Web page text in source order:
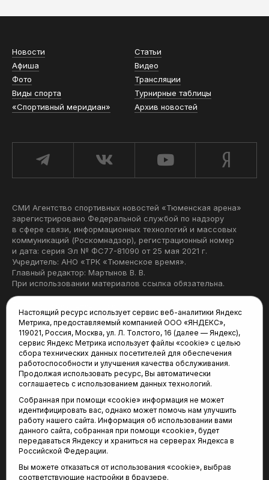
Новости
Статьи
Афиша
Видео
Фото
Трансляции
Виды спорта
Турнирные таблицы
«Спортивный меридиан»
Архив новостей
СМИ Агентство спортивных новостей «Тюменская арена»
зарегистрировано Федеральной службой по надзору
в сфере связи, информационных технологий и массовых
коммуникаций (Роскомнадзор), регистрационный номер
и дата: серия Эл № ФС77-81090 от 25 мая 2021 г.
Учредитель: АНО «ТРК «Тюменское время».
Главный редактор: Мартынов В. В.
При использовании материалов ссылка обязательна.
Редакция:
625035, Тюмень, пр. Геологоразведчиков, 28А
(3452) 68-22-28
tum-arena@mail.ru
Отдел продаж:
(3452) 68-89-78
kotovaev@sibinformburo.ru
Настоящий ресурс использует сервис веб-аналитики Яндекс
Метрика, предоставляемый компанией ООО «ЯНДЕКС»,
119021, Россия, Москва, ул. Л. Толстого, 16 (далее — Яндекс),
сервис Яндекс Метрика использует файлы «cookie» с целью
сбора технических данных посетителей для обеспечения
работоспособности и улучшения качества обслуживания.
Продолжая использовать ресурс, Вы автоматически
соглашаетесь с использованием данных технологий.
Собранная при помощи «cookie» информация не может
идентифицировать вас, однако может помочь нам улучшить
работу нашего сайта. Информация об использовании вами
данного сайта, собранная при помощи «cookie», будет
передаваться Яндексу и храниться на серверах Яндекса в
Российской Федерации.
Вы можете отказаться от использования «cookie», выбрав
соответствующие настройки в браузере.